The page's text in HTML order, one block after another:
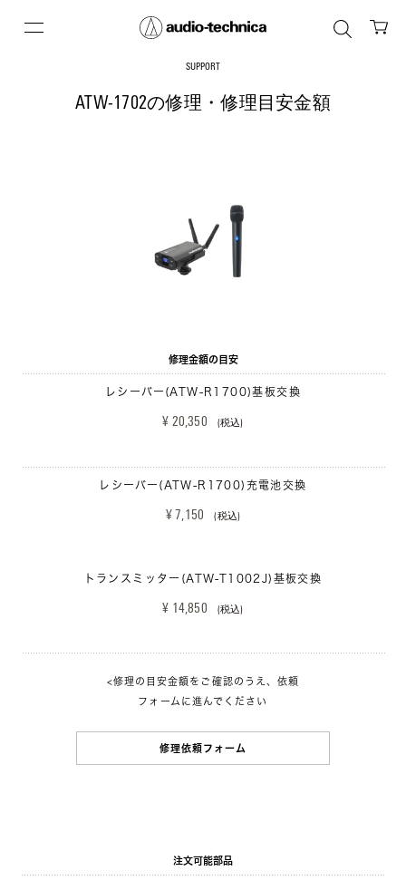
SUPPORT
ATW-1702の修理・修理目安金額
修理金額の目安
レシーバー(ATW-R1700)基板交換
¥ 20,350 (税込)
レシーバー(ATW-R1700)充電池交換
¥ 7,150 (税込)
トランスミッター(ATW-T1002J)基板交換
¥ 14,850 (税込)
<修理の目安金額をご確認のうえ、依頼
フォームに進んでください
修理依頼フォーム
注文可能部品